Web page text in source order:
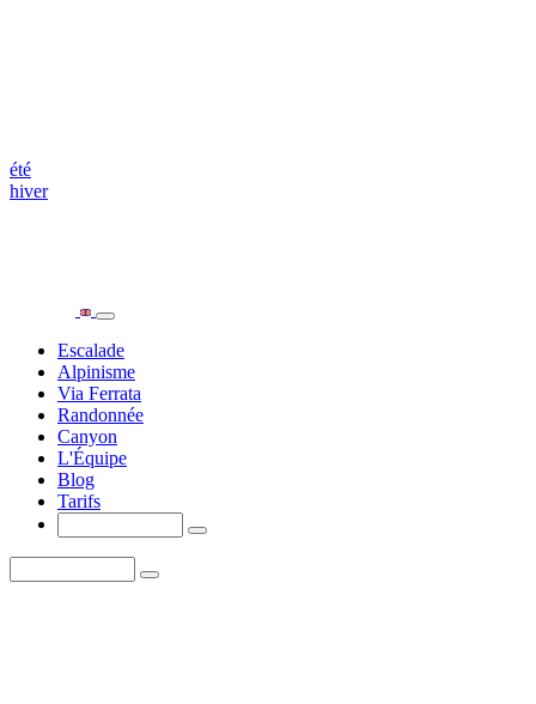
été
hiver
Escalade
Alpinisme
Via Ferrata
Randonnée
Canyon
L'Équipe
Blog
Tarifs